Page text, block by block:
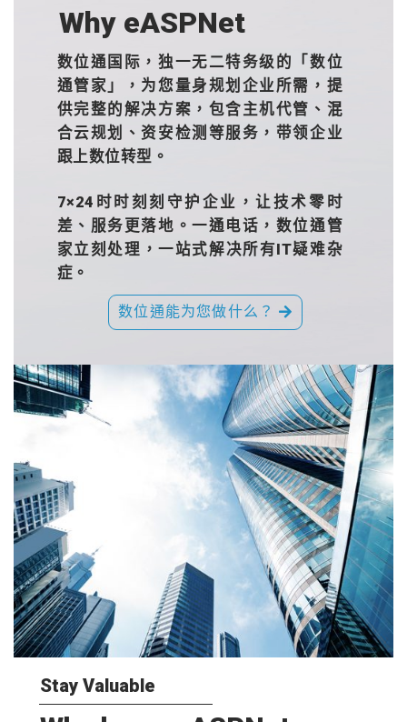
Why eASPNet
数位通国际，独一无二特务级的「数位
通管家」，为您量身规划企业所需，提
供完整的解决方案，包含主机代管、混
合云规划、资安检测等服务，带领企业
跟上数位转型。
7×24时时刻刻守护企业，让技术零时
差、服务更落地。一通电话，数位通管
家立刻处理，一站式解决所有IT疑难杂
症。
数位通能为您做什么？
Stay Valuable